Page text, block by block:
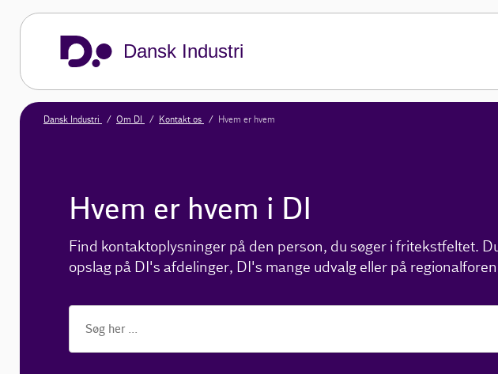
Dansk Industri
Dansk Industri Om DI Kontakt os Hvem er hvem
Hvem er hvem i DI
Find kontaktoplysninger på den person, du søger i fritekstfeltet.
opslag på DI's afdelinger, DI's mange udvalg eller på